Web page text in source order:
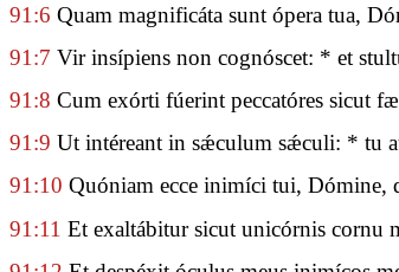
91:6 Quam magnificáta sunt ópera tua,
91:7 Vir insípiens non cognóscet: * et
91:8 Cum exórti fúerint peccatóres sicut
91:9 Ut intéreant in sǽculum sǽculi: * tu
91:10 Quóniam ecce inimíci tui, Dómine,
91:11 Et exaltábitur sicut unicórnis cornu